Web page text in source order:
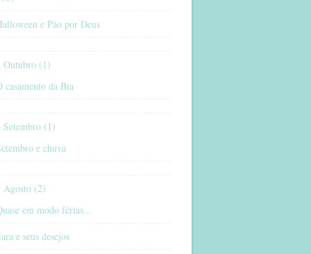
e Pão por Deus
Outubro (1)
casamento da Bia
Setembro (1)
e chuva
Agosto (2)
em modo férias...
e seus desejos